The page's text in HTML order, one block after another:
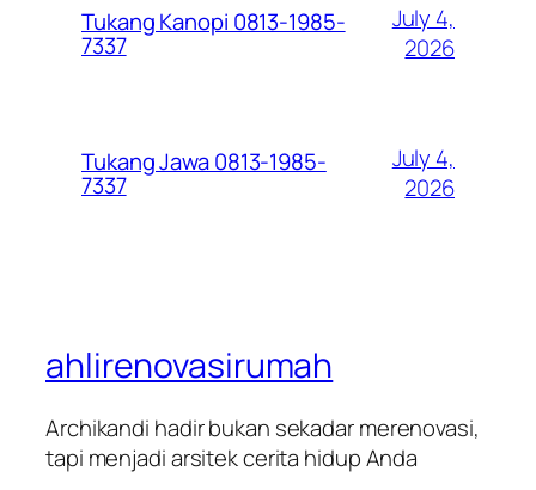
Tukang Kanopi 0813-1985-
7337
July 4,
2026
Tukang Jawa 0813-1985-
7337
July 4,
2026
ahlirenovasirumah
Archikandi hadir bukan sekadar merenovasi,
tapi menjadi arsitek cerita hidup Anda